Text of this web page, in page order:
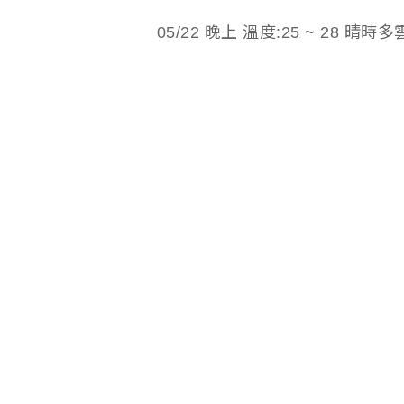
05/22 晚上 溫度:25 ~ 28 晴時多